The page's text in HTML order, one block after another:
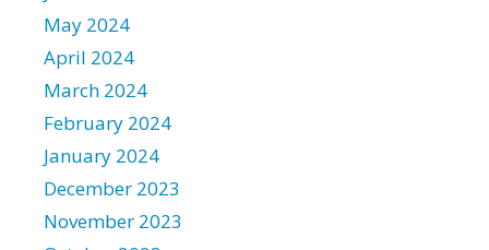
May 2024
April 2024
March 2024
February 2024
January 2024
December 2023
November 2023